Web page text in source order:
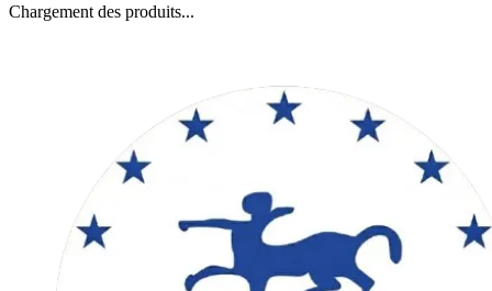
Chargement des produits...